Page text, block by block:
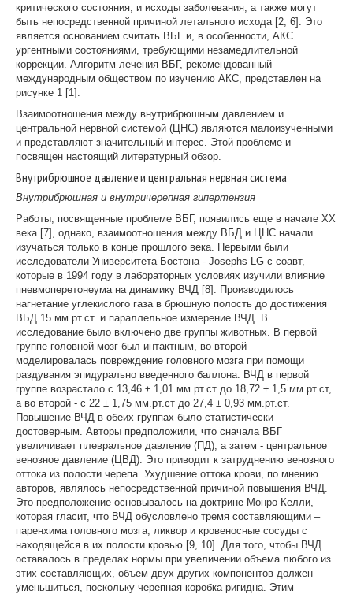
критического состояния, и исходы заболевания, а также могут
быть непосредственной причиной летального исхода [2, 6]. Это
является основанием считать ВБГ и, в особенности, АКС
ургентными состояниями, требующими незамедлительной
коррекции. Алгоритм лечения ВБГ, рекомендованный
международным обществом по изучению АКС, представлен на
рисунке 1 [1].
Взаимоотношения между внутрибрюшным давлением и
центральной нервной системой (ЦНС) являются малоизученными
и представляют значительный интерес. Этой проблеме и
посвящен настоящий литературный обзор.
Внутрибрюшное давление и центральная нервная система
Внутрибрюшная и внутричерепная гипертензия
Работы, посвященные проблеме ВБГ, появились еще в начале XX
века [7], однако, взаимоотношения между ВБД и ЦНС начали
изучаться только в конце прошлого века. Первыми были
исследователи Университета Бостона - Josephs LG с соавт,
которые в 1994 году в лабораторных условиях изучили влияние
пневмоперетонеума на динамику ВЧД [8]. Производилось
нагнетание углекислого газа в брюшную полость до достижения
ВБД 15 мм.рт.ст. и параллельное измерение ВЧД. В
исследование было включено две группы животных. В первой
группе головной мозг был интактным, во второй –
моделировалась повреждение головного мозга при помощи
раздувания эпидурально введенного баллона. ВЧД в первой
группе возрастало с 13,46 ± 1,01 мм.рт.ст до 18,72 ± 1,5 мм.рт.ст,
а во второй - с 22 ± 1,75 мм.рт.ст до 27,4 ± 0,93 мм.рт.ст.
Повышение ВЧД в обеих группах было статистически
достоверным. Авторы предположили, что сначала ВБГ
увеличивает плевральное давление (ПД), а затем - центральное
венозное давление (ЦВД). Это приводит к затруднению венозного
оттока из полости черепа. Ухудшение оттока крови, по мнению
авторов, являлось непосредственной причиной повышения ВЧД.
Это предположение основывалось на доктрине Монро-Келли,
которая гласит, что ВЧД обусловлено тремя составляющими –
паренхима головного мозга, ликвор и кровеносные сосуды с
находящейся в их полости кровью [9, 10]. Для того, чтобы ВЧД
оставалось в пределах нормы при увеличении объема любого из
этих составляющих, объем двух других компонентов должен
уменьшиться, поскольку черепная коробка ригидна. Этим